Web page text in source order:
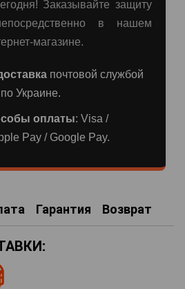
Заказывайте защиту
в нашем
магазине.
почтовой службой
Украине.
оплаты: Visa /
Pay / Google Pay.
Гарантия Возврат